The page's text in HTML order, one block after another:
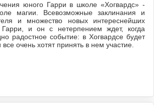
юного Гарри в школе «Хогвардс» -
магии. Всевозможные заклинания и
и множество новых интереснейших
и он с нетерпением ждет, когда
радостное событие: в Хогвардсе будет
очень хотят принять в нем участие.